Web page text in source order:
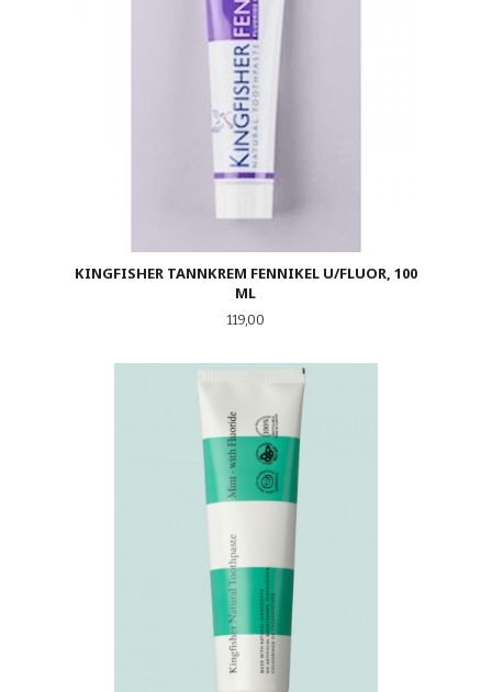
KINGFISHER TANNKREM FENNIKEL U/FLUOR, 100
ML
Pris
119,00